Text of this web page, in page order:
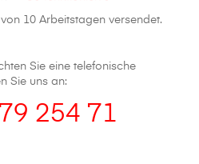
10 Arbeitstagen versendet.
Sie eine telefonische
Sie uns an:
254 71